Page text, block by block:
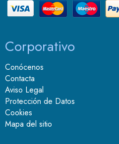
Corporativo
Conócenos
Contacta
Aviso Legal
Protección de Datos
Cookies
Mapa del sitio